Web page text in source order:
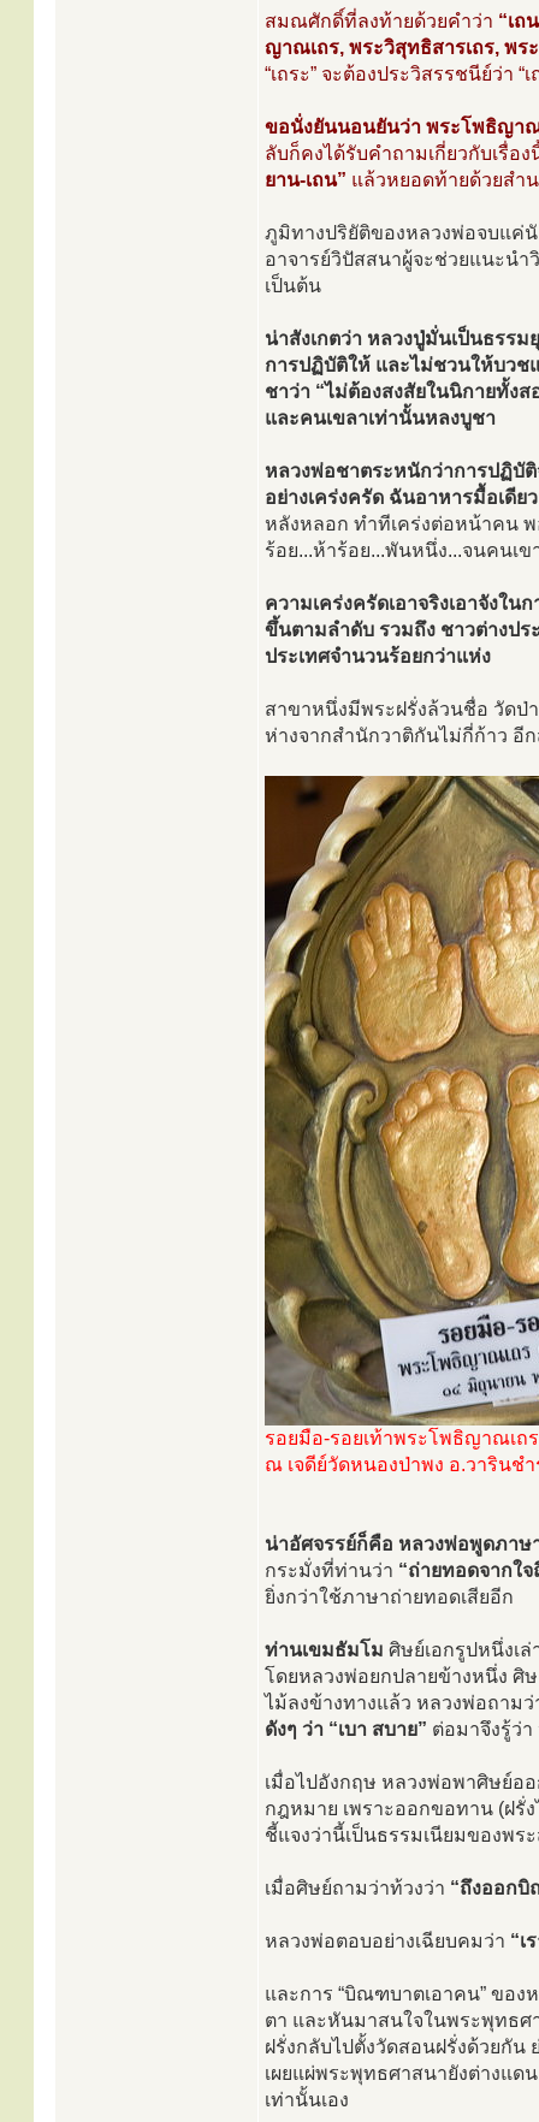
สมณศักดิ์ที่ลงท้ายด้วยคำว่า “เถ
ญาณเถร, พระวิสุทธิสารเถร, พร
“เถระ” จะต้องประวิสรรชนีย์ว่า “เ
ขอนั่งยันนอนยันว่า พระโพธิญาณ
ลับก็คงได้รับคำถามเกี่ยวกับเรื่อ
ยาน-เถน” แล้วหยอดท้ายด้วยสำ
ภูมิทางปริยัติของหลวงพ่อจบแค่
อาจารย์วิปัสสนาผู้จะช่วยแนะน
เป็นต้น
น่าสังเกตว่า หลวงปู่มั่นเป็นธรร
การปฏิบัติให้ และไม่ชวนให้บวช
ชาว่า “ไม่ต้องสงสัยในนิกายทั้ง
และคนเขลาเท่านั้นหลงบูชา
หลวงพ่อชาตระหนักว่าการปฏิบั
อย่างเคร่งครัด ฉันอาหารมื้อเดี
หลังหลอก ทำทีเคร่งต่อหน้าคน พ
ร้อย...ห้าร้อย...พันหนึ่ง...จนคนเข
ความเคร่งครัดเอาจริงเอาจังใ
ขึ้นตามลำดับ รวมถึง ชาวต่างปร
ประเทศจำนวนร้อยกว่าแห่ง
สาขาหนึ่งมีพระฝรั่งล้วนชื่อ วัดป่
ห่างจากสำนักวาติกันไม่กี่ก้าว อี
รอยมือ-รอยเท้าพระโพธิญาณเถ
ณ เจดีย์วัดหนองป่าพง อ.วารินช
น่าอัศจรรย์ก็คือ หลวงพ่อพูดภาษ
กระมั่งที่ท่านว่า “ถ่ายทอดจากใจ
ยิ่งกว่าใช้ภาษาถ่ายทอดเสียอีก
ท่านเขมธัมโม ศิษย์เอกรูปหนึ่งเ
โดยหลวงพ่อยกปลายข้างหนึ่ง ศิ
ไม้ลงข้างทางแล้ว หลวงพ่อถามว่
ดังๆ ว่า “เบา สบาย” ต่อมาจึงรู้ว่
เมื่อไปอังกฤษ หลวงพ่อพาศิษย์อ
กฎหมาย เพราะออกขอทาน (ฝ
ชี้แจงว่านี้เป็นธรรมเนียมของพร
เมื่อศิษย์ถามว่าท้วงว่า “ถึงออก
หลวงพ่อตอบอย่างเฉียบคมว่า “เ
และการ “บิณฑบาตเอาคน” ขอ
ตา และหันมาสนใจในพระพุทธศ
ฝรั่งกลับไปตั้งวัดสอนฝรั่งด้วยกัน
เผยแผ่พระพุทธศาสนายังต่างแ
เท่านั้นเอง